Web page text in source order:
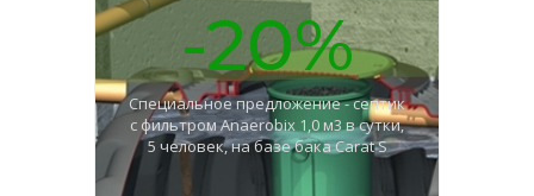
-20%
Специальное предложение - септик
с фильтром Anaerobix 1,0 м3 в сутки,
5 человек, на базе бака Carat S